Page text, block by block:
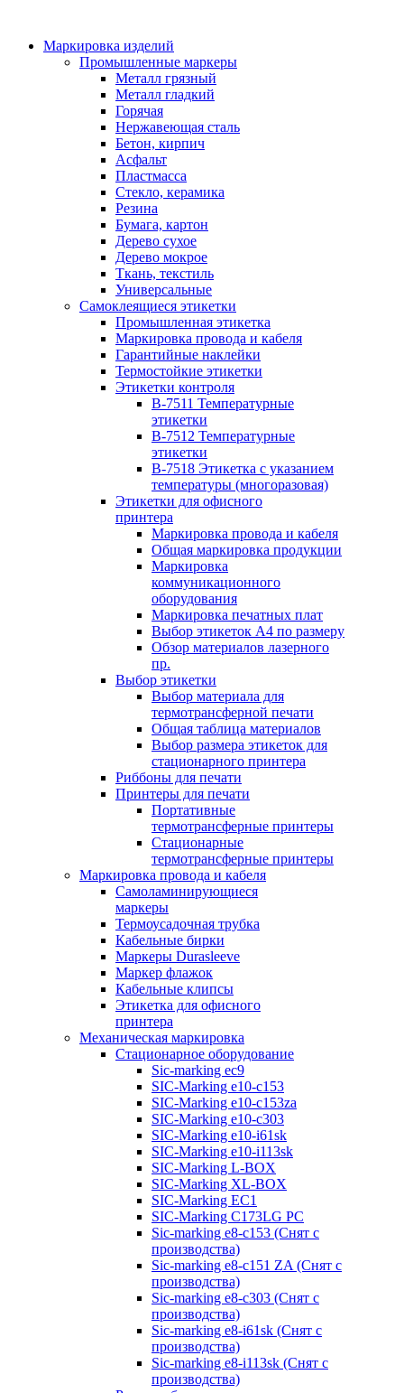
Маркировка изделий
Промышленные маркеры
Металл грязный
Металл гладкий
Горячая
Нержавеющая сталь
Бетон, кирпич
Асфальт
Пластмасса
Стекло, керамика
Резина
Бумага, картон
Дерево сухое
Дерево мокрое
Ткань, текстиль
Универсальные
Самоклеящиеся этикетки
Промышленная этикетка
Маркировка провода и кабеля
Гарантийные наклейки
Термостойкие этикетки
Этикетки контроля
B-7511 Температурные
этикетки
B-7512 Температурные
этикетки
B-7518 Этикетка с указанием
температуры (многоразовая)
Этикетки для офисного
принтера
Маркировка провода и кабеля
Общая маркировка продукции
Маркировка
коммуникационного
оборудования
Маркировка печатных плат
Выбор этикеток А4 по размеру
Обзор материалов лазерного
пр.
Выбор этикетки
Выбор материала для
термотрансферной печати
Общая таблица материалов
Выбор размера этикеток для
стационарного принтера
Риббоны для печати
Принтеры для печати
Портативные
термотрансферные принтеры
Стационарные
термотрансферные принтеры
Маркировка провода и кабеля
Самоламинирующиеся
маркеры
Термоусадочная трубка
Кабельные бирки
Маркеры Durasleeve
Маркер флажок
Кабельные клипсы
Этикетка для офисного
принтера
Механическая маркировка
Стационарное оборудование
Sic-marking ec9
SIC-Marking e10-c153
SIC-Marking e10-c153za
SIC-Marking e10-c303
SIC-Marking e10-i61sk
SIC-Marking e10-i113sk
SIC-Marking L-BOX
SIC-Marking XL-BOX
SIC-Marking EC1
SIC-Marking C173LG PC
Sic-marking e8-c153 (Снят с
производства)
Sic-marking e8-c151 ZA (Снят с
производства)
Sic-marking e8-c303 (Снят с
производства)
Sic-marking e8-i61sk (Снят с
производства)
Sic-marking e8-i113sk (Снят с
производства)